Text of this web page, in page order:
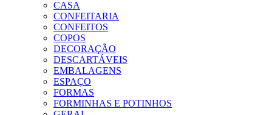
CASA
CONFEITARIA
CONFEITOS
COPOS
DECORAÇÃO
DESCARTÁVEIS
EMBALAGENS
ESPAÇO
FORMAS
FORMINHAS E POTINHOS